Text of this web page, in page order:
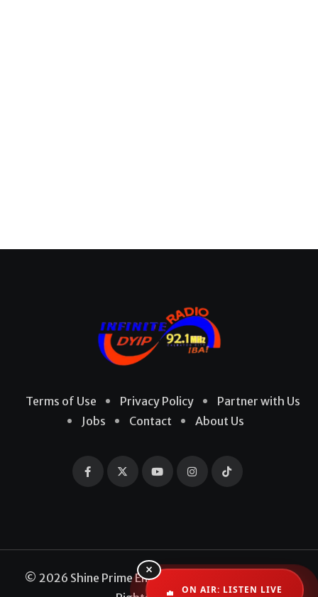
Terms of Use Privacy Policy
Partner with Us
Jobs
Contact About Us
© 2026 Shine Prime Entertainment Production. All
×
ON AIR: LISTEN LIVE